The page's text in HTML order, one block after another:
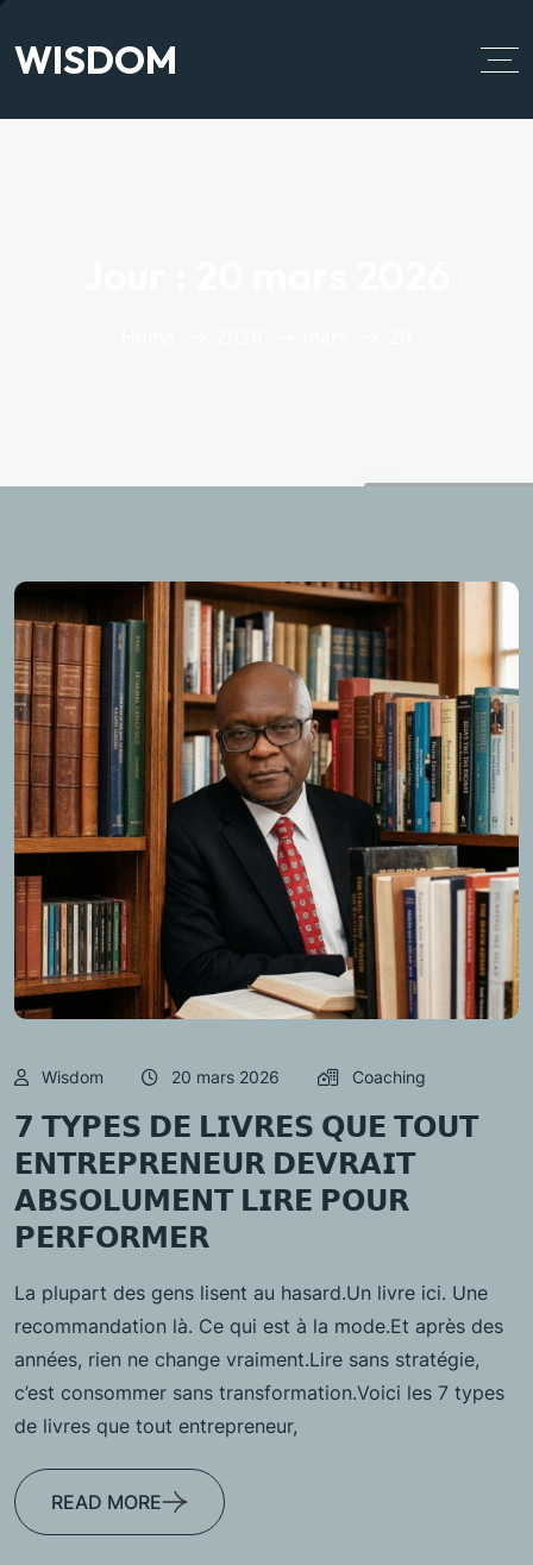
WISDOM
Wisdom 20 mars 2026 Coaching
𝟳 𝗧𝗬𝗣𝗘𝗦 𝗗𝗘 𝗟𝗜𝗩𝗥𝗘𝗦 𝗤𝗨𝗘 𝗧𝗢𝗨𝗧
𝗘𝗡𝗧𝗥𝗘𝗣𝗥𝗘𝗡𝗘𝗨𝗥 𝗗𝗘𝗩𝗥𝗔𝗜𝗧
𝗔𝗕𝗦𝗢𝗟𝗨𝗠𝗘𝗡𝗧 𝗟𝗜𝗥𝗘 𝗣𝗢𝗨𝗥
𝗣𝗘𝗥𝗙𝗢𝗥𝗠𝗘𝗥
La plupart des gens lisent au hasard.Un livre ici. Une
recommandation là. Ce qui est à la mode.Et après des
années, rien ne change vraiment.Lire sans stratégie,
c’est consommer sans transformation.Voici les 7 types
de livres que tout entrepreneur,
READ MORE